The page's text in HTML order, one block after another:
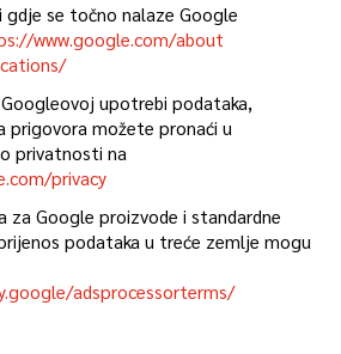
se točno nalaze Google
www.google.com/about
upotrebi podataka,
prigovora možete pronaći u
privatnosti na
privacy
za Google proizvode i standardne
podataka u treće zemlje mogu
adsprocessorterms/